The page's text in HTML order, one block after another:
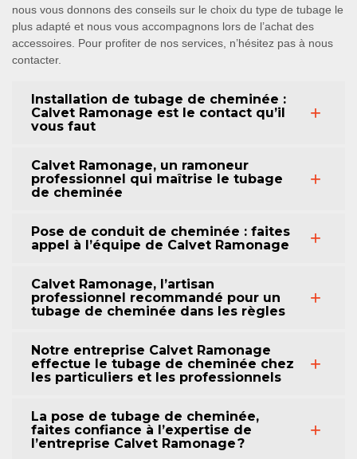
nous vous donnons des conseils sur le choix du type de tubage le
plus adapté et nous vous accompagnons lors de l’achat des
accessoires. Pour profiter de nos services, n’hésitez pas à nous
contacter.
Installation de tubage de cheminée :
Calvet Ramonage est le contact qu’il
vous faut
Calvet Ramonage, un ramoneur
professionnel qui maîtrise le tubage
de cheminée
Pose de conduit de cheminée : faites
appel à l’équipe de Calvet Ramonage
Calvet Ramonage, l’artisan
professionnel recommandé pour un
tubage de cheminée dans les règles
Notre entreprise Calvet Ramonage
effectue le tubage de cheminée chez
les particuliers et les professionnels
La pose de tubage de cheminée,
faites confiance à l’expertise de
l’entreprise Calvet Ramonage ?